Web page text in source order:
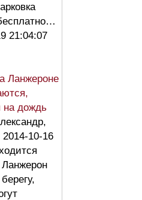
21:04:07
Ланжероне
на дождь
2014-10-16